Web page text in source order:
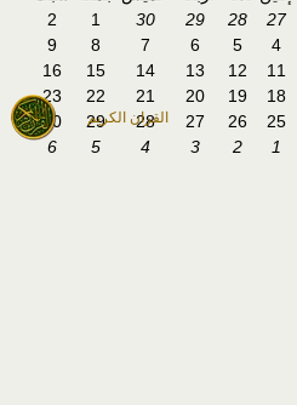
القران الكريم
27
28
29
30
1
2
4
5
6
7
8
9
11
12
13
14
15
16
18
19
20
21
22
23
25
26
27
28
29
30
1
2
3
4
5
6